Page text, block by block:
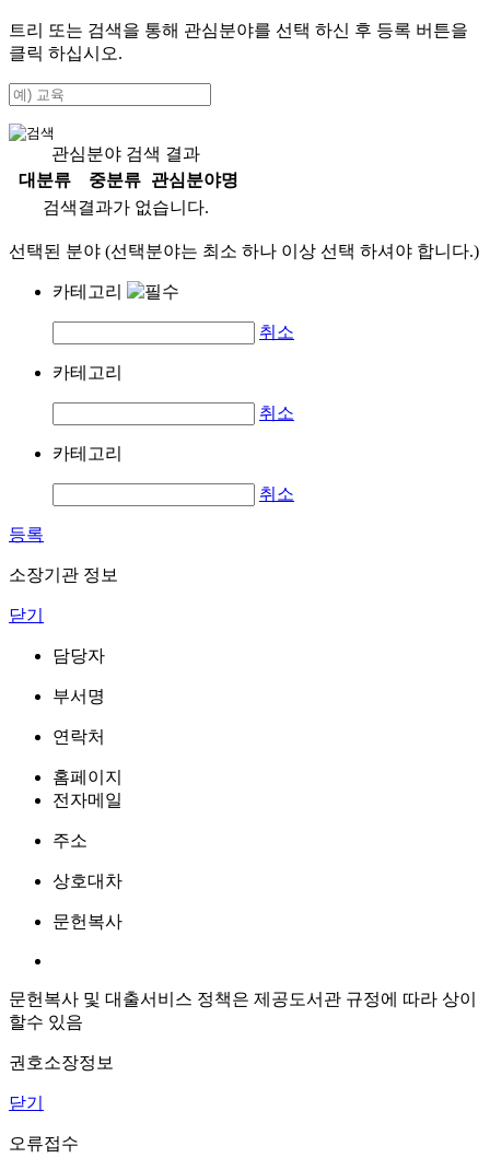
트리 또는 검색을 통해 관심분야를 선택 하신 후 등록 버튼을
클릭 하십시오.
관심분야 검색 결과
대분류
중분류
관심분야명
검색결과가 없습니다.
선택된 분야 (선택분야는 최소 하나 이상 선택 하셔야 합니다.)
카테고리
취소
카테고리
취소
카테고리
취소
등록
소장기관 정보
닫기
담당자
부서명
연락처
홈페이지
전자메일
주소
상호대차
문헌복사
문헌복사 및 대출서비스 정책은 제공도서관 규정에 따라 상이
할수 있음
권호소장정보
닫기
오류접수